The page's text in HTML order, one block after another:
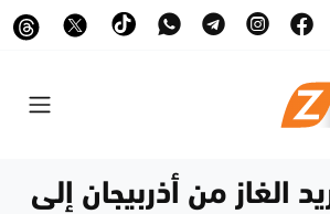
الغاز من أذربيجان إلى